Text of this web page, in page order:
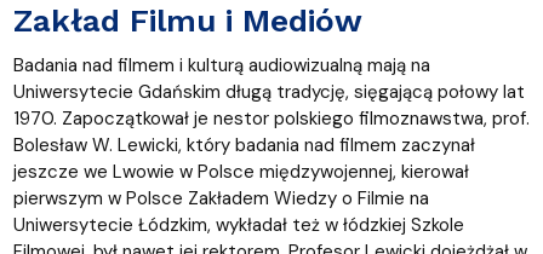
Zakład Filmu i Mediów
Badania nad filmem i kulturą audiowizualną mają na
Uniwersytecie Gdańskim długą tradycję, sięgającą połowy lat
1970. Zapoczątkował je nestor polskiego filmoznawstwa, prof.
Bolesław W. Lewicki, który badania nad filmem zaczynał
jeszcze we Lwowie w Polsce międzywojennej, kierował
pierwszym w Polsce Zakładem Wiedzy o Filmie na
Uniwersytecie Łódzkim, wykładał też w łódzkiej Szkole